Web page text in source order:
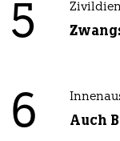
5
6 Auch